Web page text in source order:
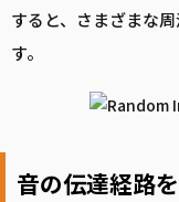
すると、さまざまな
す。
音の伝達経路